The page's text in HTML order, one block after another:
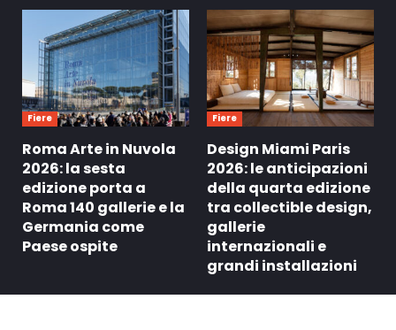
Fiere
Roma Arte in Nuvola
2026: la sesta
edizione porta a
Roma 140 gallerie e la
Germania come
Paese ospite
Fiere
Design Miami Paris
2026: le anticipazioni
della quarta edizione
tra collectible design,
gallerie
internazionali e
grandi installazioni